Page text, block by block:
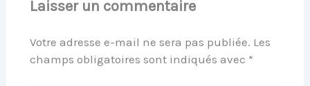
Laisser un commentaire
Votre adresse e-mail ne sera pas publiée. Les
champs obligatoires sont indiqués avec *